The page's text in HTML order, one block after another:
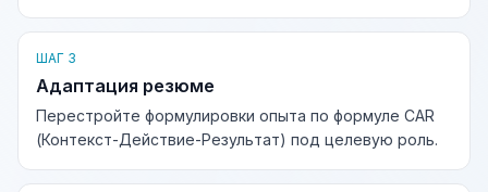
ШАГ 3
Адаптация резюме
Перестройте формулировки опыта по формуле CAR
(Контекст-Действие-Результат) под целевую роль.